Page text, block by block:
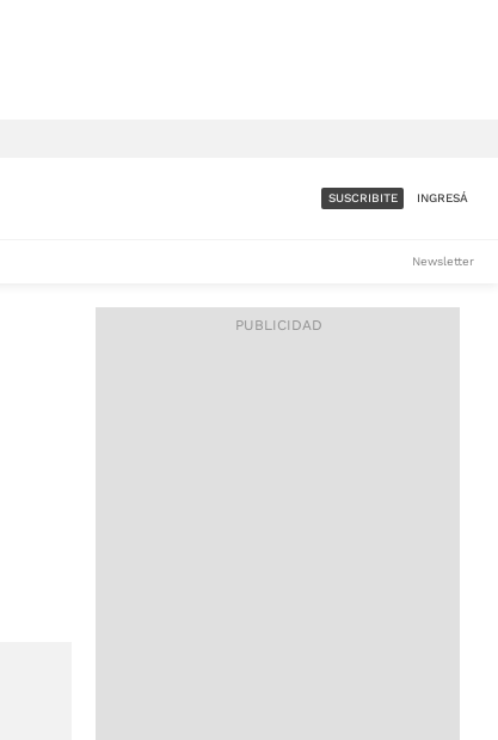
ACCESO FULL - $1.800/MES
SUSCRIBITE INGRESÁ
Newsletter